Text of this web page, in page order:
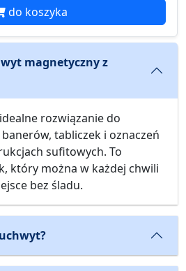
do koszyka
magnetyczny z
rozwiązanie do
tabliczek i oznaczeń
sufitowych. To
który można w każdej chwili
bez śladu.